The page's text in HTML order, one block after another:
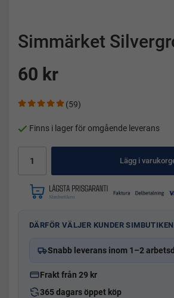
Simmärket
60 kr
(59)
Finns i lager för omgående leverans
Lägg i
DÄRFÖR VÄLJER KUNDER SIMBUTIKEN
Snabb leverans inom 1–2
Frakt från 29 kr
365 dagars öppet köp